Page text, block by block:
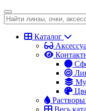
Каталог
Весь